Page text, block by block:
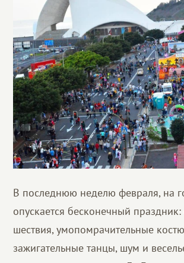
В последнюю неделю февраля, на
опускается бесконечный
шествия, умопомрачительные
зажигательные танцы, шум и